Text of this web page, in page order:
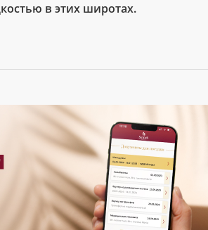
в этих широтах.